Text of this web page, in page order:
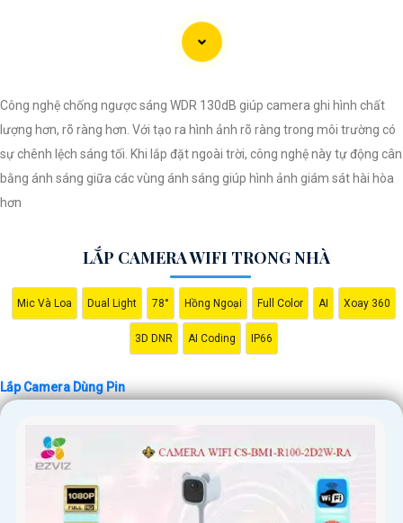
Công nghệ chống ngược sáng WDR 130dB giúp camera ghi hình chất
lượng hơn, rõ ràng hơn. Với tạo ra hình ảnh rõ ràng trong môi trường có
sự chênh lệch sáng tối. Khi lắp đặt ngoài trời, công nghệ này tự động cân
bằng ánh sáng giữa các vùng ánh sáng giúp hình ảnh giám sát hài hòa
hơn
LẮP CAMERA WIFI TRONG NHÀ
Mic Và Loa Dual Light 78° Hồng Ngoại Full Color AI Xoay 360
3D DNR AI Coding IP66
Lắp Camera Dùng Pin